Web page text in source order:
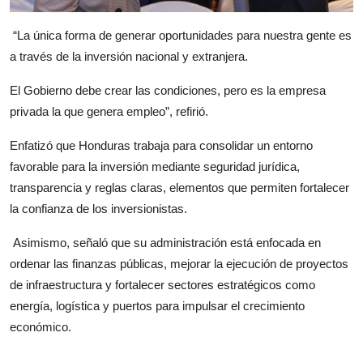
“La única forma de generar oportunidades para nuestra gente es
a través de la inversión nacional y extranjera.
El Gobierno debe crear las condiciones, pero es la empresa
privada la que genera empleo”, refirió.
Enfatizó que Honduras trabaja para consolidar un entorno
favorable para la inversión mediante seguridad jurídica,
transparencia y reglas claras, elementos que permiten fortalecer
la confianza de los inversionistas.
Asimismo, señaló que su administración está enfocada en
ordenar las finanzas públicas, mejorar la ejecución de proyectos
de infraestructura y fortalecer sectores estratégicos como
energía, logística y puertos para impulsar el crecimiento
económico.